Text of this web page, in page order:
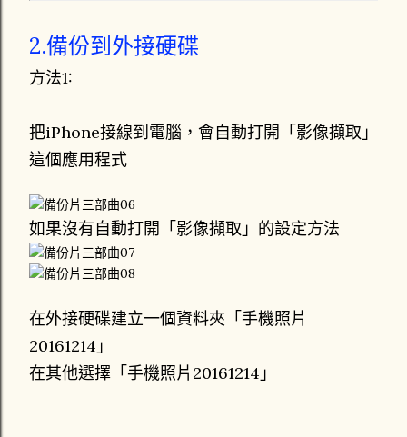
2.備份到外接硬碟
方法1:
把iPhone接線到電腦，會自動打開「影像擷取」
這個應用程式
如果沒有自動打開「影像擷取」的設定方法
在外接硬碟建立一個資料夾「手機照片
20161214」
在其他選擇「手機照片20161214」